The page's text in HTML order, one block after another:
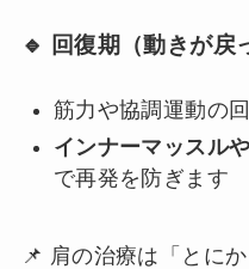
🔹 回復期（動きが戻
筋力や協調運動の
インナーマッスル
で再発を防ぎます
📌 肩の治療は「とに